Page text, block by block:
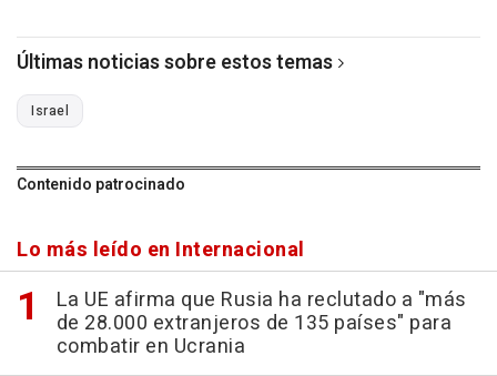
Últimas noticias sobre estos temas
Israel
Contenido patrocinado
Lo más leído en Internacional
La UE afirma que Rusia ha reclutado a "más
de 28.000 extranjeros de 135 países" para
combatir en Ucrania